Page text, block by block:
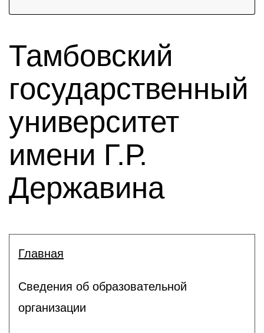
Тамбовский
государственный
университет
имени Г.Р.
Державина
Главная
Сведения об образовательной
организации